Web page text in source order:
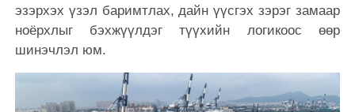
эзэрхэх үзэл баримтлах, дайн үүсгэх зэрэг замаар
ноёрхлыг бэхжүүлдэг түүхийн логикоос өөр
шинэчлэл юм.